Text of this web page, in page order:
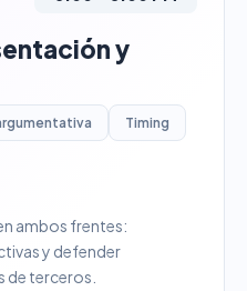
y
Timing
ambos frentes:
y defender
de terceros.